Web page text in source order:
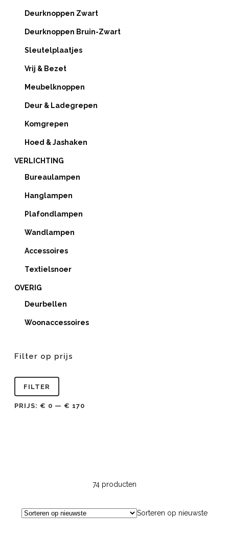
Deurknoppen Zwart
Deurknoppen Bruin-Zwart
Sleutelplaatjes
Vrij & Bezet
Meubelknoppen
Deur & Ladegrepen
Komgrepen
Hoed & Jashaken
VERLICHTING
Bureaulampen
Hanglampen
Plafondlampen
Wandlampen
Accessoires
Textielsnoer
OVERIG
Deurbellen
Woonaccessoires
Filter op prijs
Min.
prijs
Max.
prijs
FILTER
PRIJS: € 0 — € 170
74 producten
Sorteren op nieuwste